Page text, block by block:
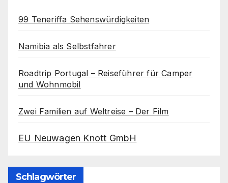
99 Teneriffa Sehenswürdigkeiten
Namibia als Selbstfahrer
Roadtrip Portugal – Reiseführer für Camper
und Wohnmobil
Zwei Familien auf Weltreise – Der Film
EU Neuwagen Knott GmbH
Schlagwörter